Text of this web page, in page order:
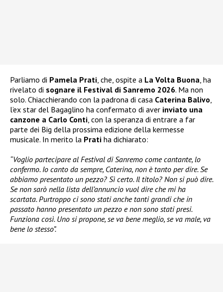
Parliamo di Pamela Prati, che, ospite a La Volta Buona, ha
rivelato di sognare il Festival di Sanremo 2026. Ma non
solo. Chiacchierando con la padrona di casa Caterina Balivo,
l’ex star del Bagaglino ha confermato di aver inviato una
canzone a Carlo Conti, con la speranza di entrare a far
parte dei Big della prossima edizione della kermesse
musicale. In merito la Prati ha dichiarato:
“Voglio partecipare al Festival di Sanremo come cantante, lo
confermo. Io canto da sempre, Caterina, non è tanto per dire. Se
abbiamo presentato un pezzo? Sì certo. Il titolo? Non si può dire.
Se non sarò nella lista dell’annuncio vuol dire che mi ha
scartata. Purtroppo ci sono stati anche tanti grandi che in
passato hanno presentato un pezzo e non sono stati presi.
Funziona così. Uno si propone, se va bene meglio, se va male, va
bene lo stesso”.